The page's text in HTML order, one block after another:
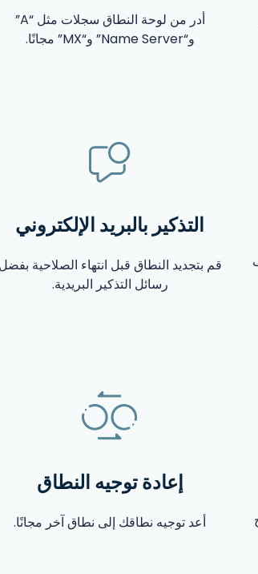
أدر من لوحة النطاق سجلات مثل “A”
و“Name Server” و“MX” مجانًا.
التذكير بالبريد الإلكتروني
قم بتجديد النطاق قبل انتهاء الصلاحية بفضل
رسائل التذكير البريدية.
إعادة توجيه النطاق
أعد توجيه نطاقك إلى نطاق آخر مجانًا.